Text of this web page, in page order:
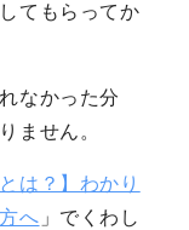
てもらってか
なかった分
ません。
は？】わかり
へ 」でくわし